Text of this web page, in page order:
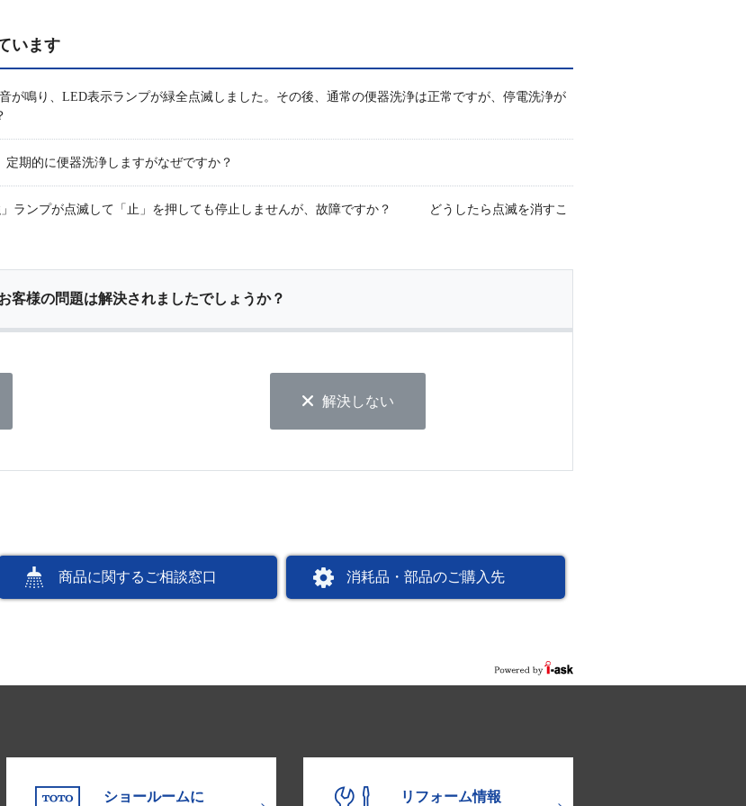
います
が鳴り、LED表示ランプが緑全点滅しました。その後、通常の便器洗浄は正常ですが、停電洗浄が
期的に便器洗浄しますがなぜですか？
ランプが点滅して「止」を押しても停止しませんが、故障ですか？ どうしたら点滅を消すこ
客様の問題は解決されましたでしょうか？
解決しない
商品に関するご相談窓口 消耗品・部品のご購入先
ショールームに
リフォーム情報